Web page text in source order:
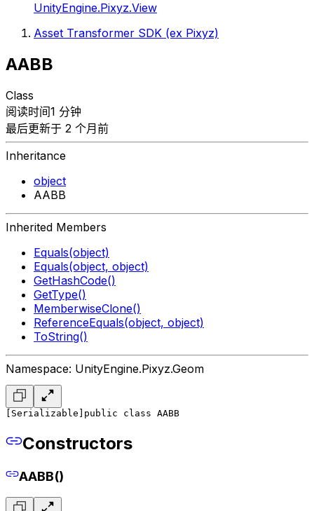
UnityEngine.Pixyz.View
Asset Transformer SDK (ex Pixyz)
AABB
Class
阅读时间1 分钟
最后更新于 2 个月前
Inheritance
object
AABB
Inherited Members
Equals(object)
Equals(object, object)
GetHashCode()
GetType()
MemberwiseClone()
ReferenceEquals(object, object)
ToString()
Namespace: UnityEngine.Pixyz.Geom
[Serializable] public class AABB
Constructors
AABB()